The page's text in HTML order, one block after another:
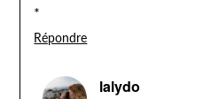
*
Répondre
lalydo